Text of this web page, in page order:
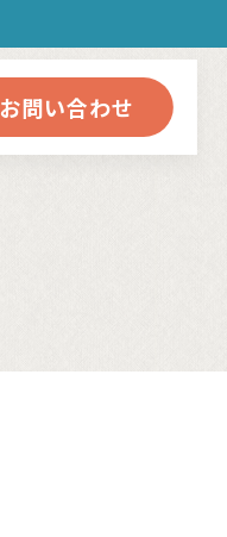
お問い合わせ